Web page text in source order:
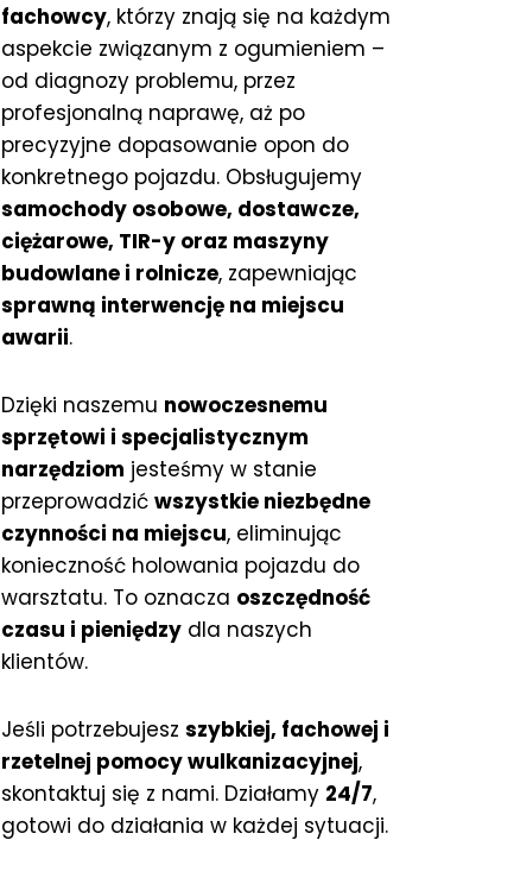
fachowcy, którzy znają się na każdym
aspekcie związanym z ogumieniem –
od diagnozy problemu, przez
profesjonalną naprawę, aż po
precyzyjne dopasowanie opon do
konkretnego pojazdu. Obsługujemy
samochody osobowe, dostawcze,
ciężarowe, TIR-y oraz maszyny
budowlane i rolnicze, zapewniając
sprawną interwencję na miejscu
awarii.
Dzięki naszemu nowoczesnemu
sprzętowi i specjalistycznym
narzędziom jesteśmy w stanie
przeprowadzić wszystkie niezbędne
czynności na miejscu, eliminując
konieczność holowania pojazdu do
warsztatu. To oznacza oszczędność
czasu i pieniędzy dla naszych
klientów.
Jeśli potrzebujesz szybkiej, fachowej i
rzetelnej pomocy wulkanizacyjnej,
skontaktuj się z nami. Działamy 24/7,
gotowi do działania w każdej sytuacji.